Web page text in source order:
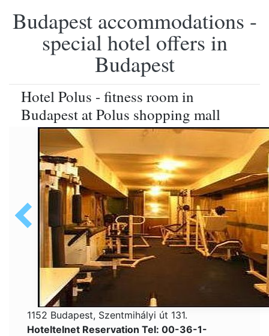
Budapest accommodations -
special hotel offers in
Budapest
Hotel Polus - fitness room in
Budapest at Polus shopping mall
1152 Budapest, Szentmihályi út 131.
Hoteltelnet Reservation Tel: 00-36-1-